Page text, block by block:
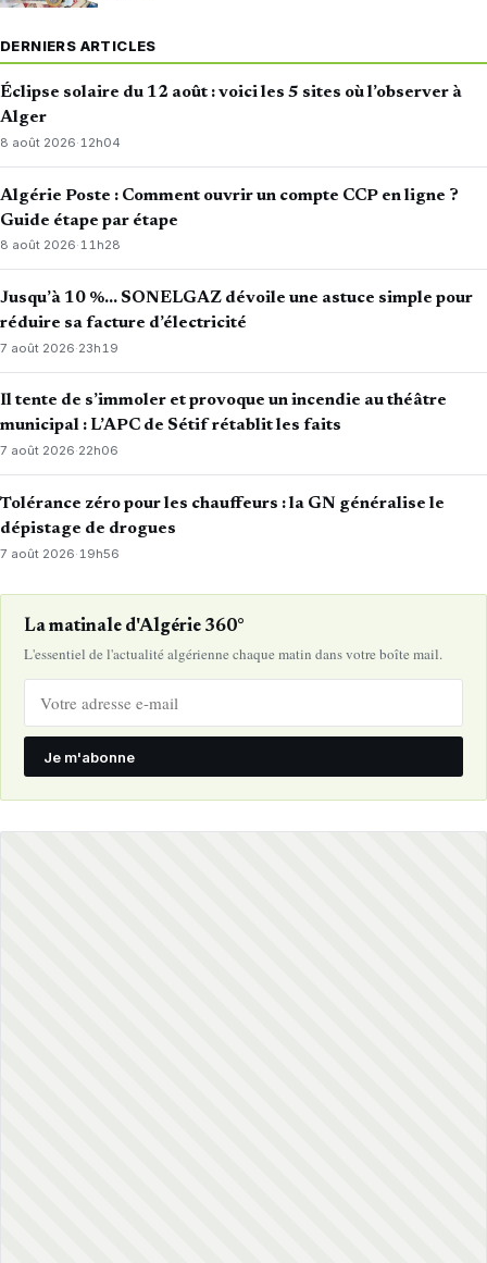
DERNIERS ARTICLES
Éclipse solaire du 12 août : voici les 5 sites où l’observer à
Alger
8 août 2026·12h04
Algérie Poste : Comment ouvrir un compte CCP en ligne ?
Guide étape par étape
8 août 2026·11h28
Jusqu’à 10 %… SONELGAZ dévoile une astuce simple pour
réduire sa facture d’électricité
7 août 2026·23h19
Il tente de s’immoler et provoque un incendie au théâtre
municipal : L’APC de Sétif rétablit les faits
7 août 2026·22h06
Tolérance zéro pour les chauffeurs : la GN généralise le
dépistage de drogues
7 août 2026· 19h56
La matinale d'Algérie 360°
L'essentiel de l'actualité algérienne chaque matin dans votre boîte mail.
Je m'abonne